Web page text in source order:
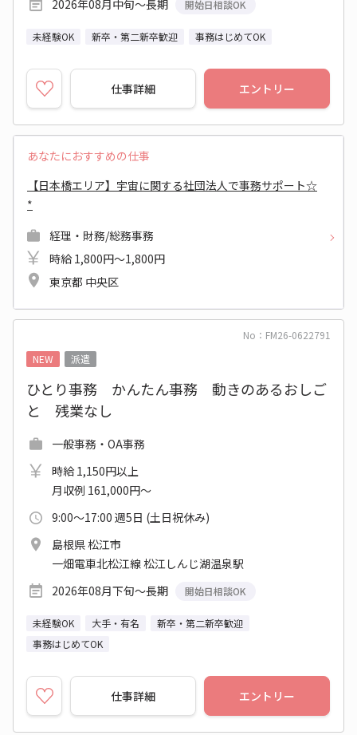
2026年08月中旬～長期
開始日相談OK
未経験OK 新卒・第二新卒歓迎 事務はじめてOK
仕事詳細 エントリー
あなたにおすすめの仕事
【日本橋エリア】宇宙に関する社団法人で事務サポート☆
*
経理・財務/総務事務
時給 1,800円～1,800円
東京都 中央区
No：FM26-0622791
NEW
派遣
ひとり事務 かんたん事務 動きのあるおしご
と 残業なし
一般事務・OA事務
時給 1,150円以上
月収例 161,000円～
9:00～17:00 週5日 (土日祝休み)
島根県 松江市
一畑電車北松江線 松江しんじ湖温泉駅
2026年08月下旬～長期
開始日相談OK
未経験OK 大手・有名
新卒・第二新卒歓迎
事務はじめてOK
仕事詳細 エントリー